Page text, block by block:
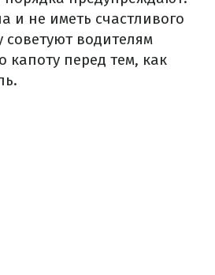
и не иметь счастливого
водителям
капоту перед тем, как